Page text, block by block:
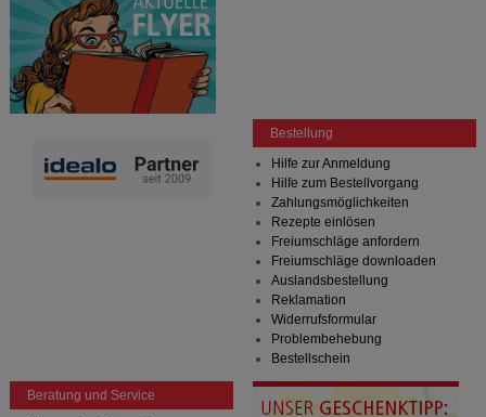
Bestellung
Hilfe zur Anmeldung
Hilfe zum Bestellvorgang
Zahlungsmöglichkeiten
Rezepte einlösen
Freiumschläge anfordern
Freiumschläge downloaden
Auslandsbestellung
Reklamation
Widerrufsformular
Problembehebung
Bestellschein
Beratung und Service